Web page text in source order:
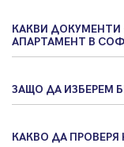
КАКВИ ДОКУМЕНТИ
АПАРТАМЕНТ В
ЗАЩО ДА ИЗБЕРЕМ
КАКВО ДА